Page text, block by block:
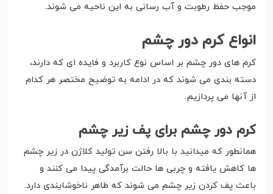
موجب حفظ رطوبت و آب رسانی به این ناحیه می شوند.
انواع کرم دور چشم
کرم های دور چشم بر اساس نوع کاربرد و فایده ای که دارند،
دسته بندی می شوند که در ادامه به توضیح مختصر هر کدام
از آنها می پردازیم.
کرم دور چشم برای پف زیر چشم
همانطور که میدانید با بالا رفتن سن تولید کلاژن در زیر چشم
ها کاهش یافته و چربی ها حالت برآمدگی پیدا می کنند و
باعث پف کردن زیر چشم می شوند که ظاهر ناخوشایندی دارد.